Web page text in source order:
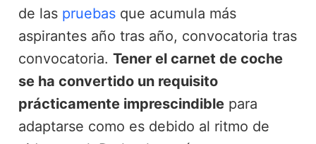
de las pruebas que acumula más
aspirantes año tras año, convocatoria tras
convocatoria. Tener el carnet de coche
se ha convertido un requisito
prácticamente imprescindible para
adaptarse como es debido al ritmo de